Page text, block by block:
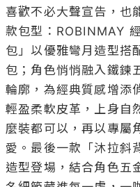
喜歡不必大聲宣告，也
款包型：ROBINMAY
包」以優雅彎月造型搭
包；角色悄悄融入鐵鍊
輪廓，為經典質感增添
輕盈柔軟皮革，上身自
麼裝都可以，再以專屬
愛。最後一款「沐拉斜
造型登場，結合角色五